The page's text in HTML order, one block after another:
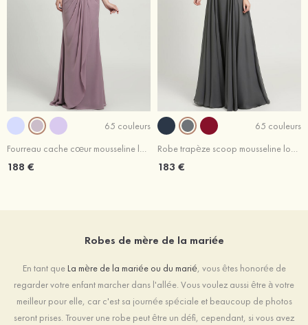
65 couleurs
Fourreau cache cœur mousseline longueur ras du sol robe de mère de la mariée avec dentelle plissé volants
188 €
65 couleurs
Robe trapèze scoop mousseline longueur ras du sol robe de mère de la mariée avec perle dentelle paillettes
183 €
Robes de mère de la mariée
En tant que La mère de la mariée ou du marié, vous êtes honorée de
regarder votre enfant marcher dans l'allée. Vous voulez aussi être à votre
meilleur pour elle, car c'est sa journée spéciale et beaucoup de photos
seront prises. Trouver une robe peut être un défi, cependant, si vous avez